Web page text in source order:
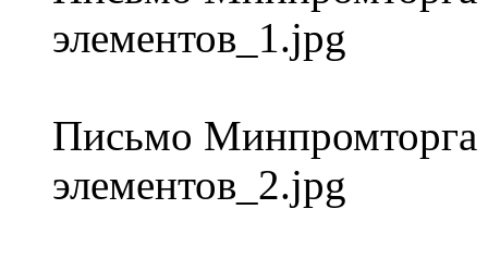
элементов_1.jpg
Письмо Минпромторга
элементов_2.jpg